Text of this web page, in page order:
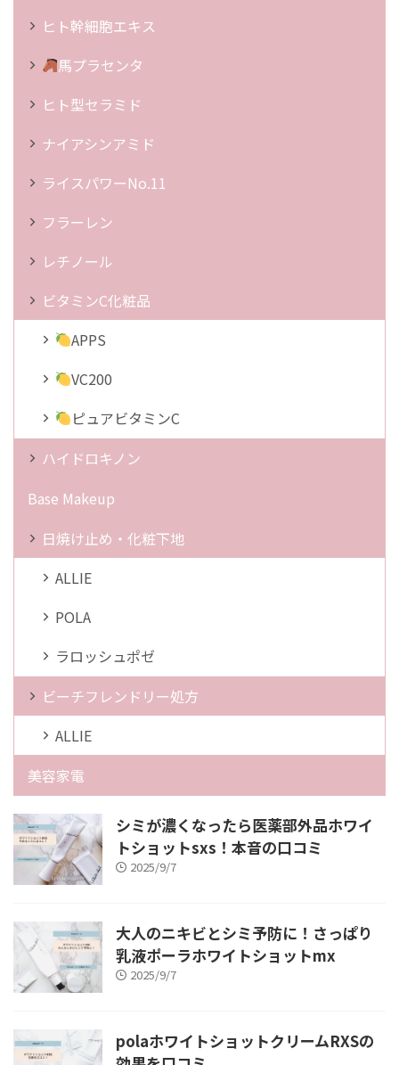
ヒト幹細胞エキス
馬プラセンタ
ヒト型セラミド
ナイアシンアミド
ライスパワーNo.11
フラーレン
レチノール
ビタミンC化粧品
APPS
VC200
ピュアビタミンC
ハイドロキノン
Base Makeup
日焼け止め・化粧下地
ALLIE
POLA
ラロッシュポゼ
ビーチフレンドリー処方
ALLIE
美容家電
シミが濃くなったら医薬部外品ホワイ
トショットsxs！本音の口コミ
2025/9/7
大人のニキビとシミ予防に！さっぱり
乳液ポーラホワイトショットmx
2025/9/7
polaホワイトショットクリームRXSの